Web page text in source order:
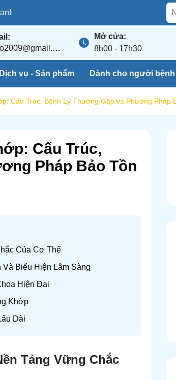
Mở cửa:
8h00 - 17h30
Dịch vụ - Sản phẩm Dành cho người bệnh
Cấu Trúc, Bệnh Lý Thường Gặp và Phương Pháp
Cấu Trúc,
Pháp Bảo Tồn
Của Cơ Thể
Biểu Hiện Lâm Sàng
Hiện Đại
Khớp
Dài
Tảng Vững Chắc